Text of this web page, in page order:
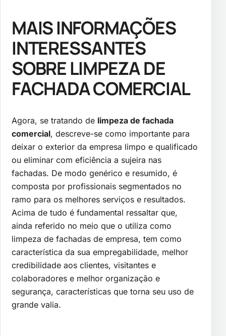
MAIS INFORMAÇÕES
INTERESSANTES
SOBRE LIMPEZA DE
FACHADA COMERCIAL
Agora, se tratando de limpeza de fachada
comercial, descreve-se como importante para
deixar o exterior da empresa limpo e qualificado
ou eliminar com eficiência a sujeira nas
fachadas. De modo genérico e resumido, é
composta por profissionais segmentados no
ramo para os melhores serviços e resultados.
Acima de tudo é fundamental ressaltar que,
ainda referido no meio que o utiliza como
limpeza de fachadas de empresa, tem como
característica da sua empregabilidade, melhor
credibilidade aos clientes, visitantes e
colaboradores e melhor organização e
segurança, características que torna seu uso de
grande valia.